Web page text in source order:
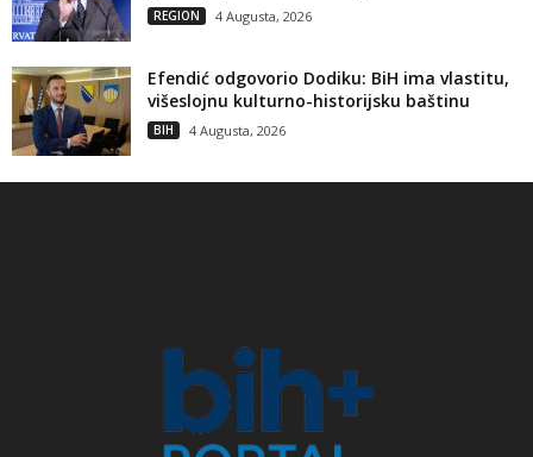
REGION 4 Augusta, 2026
Efendić odgovorio Dodiku: BiH ima vlastitu,
višeslojnu kulturno-historijsku baštinu
BIH 4 Augusta, 2026